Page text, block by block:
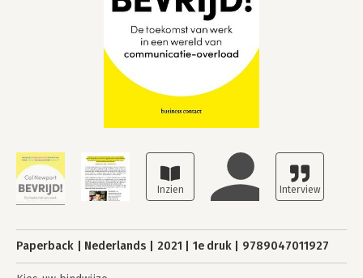
Paperback Nederlands 2021 1e druk 9789047011927